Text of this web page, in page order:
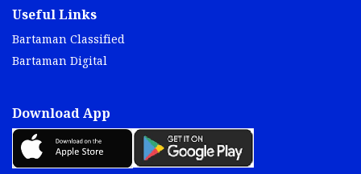
Useful Links
Bartaman Classified
Bartaman Digital
Download App